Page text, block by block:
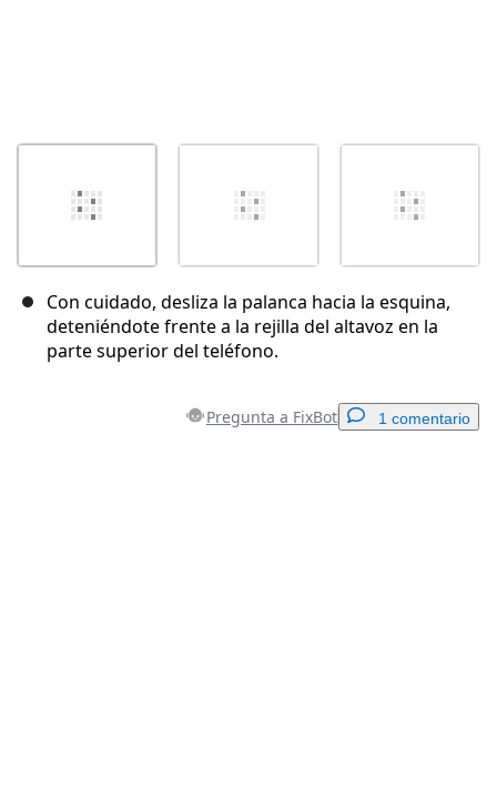
Con cuidado, desliza la palanca hacia la esquina,
deteniéndote frente a la rejilla del altavoz en la
parte superior del teléfono.
Pregunta a FixBot 1 comentario